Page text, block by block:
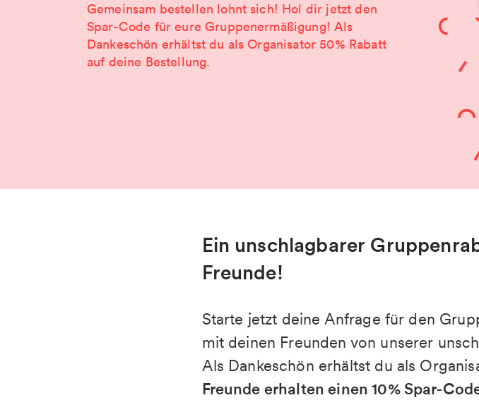
Gemeinsam bestellen lohnt sich! Hol dir jetzt den
Spar-Code für eure Gruppenermäßigung! Als
Dankeschön erhältst du als Organisator 50% Rabatt
auf deine Bestellung.
Ein unschlagbarer
Freunde!
Starte jetzt deine Anfrage für den
mit deinen Freunden von unserer
Als Dankeschön erhältst du als
Freunde erhalten einen 10% Spar-